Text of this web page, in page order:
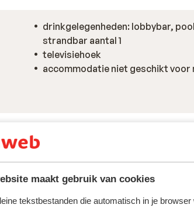
maakt gebruik van cookies
tekstbestanden die automatisch in je
drinkgelegenheden: lobbybar,
strandbar aantal 1
televisiehoek
accommodatie niet geschikt voor